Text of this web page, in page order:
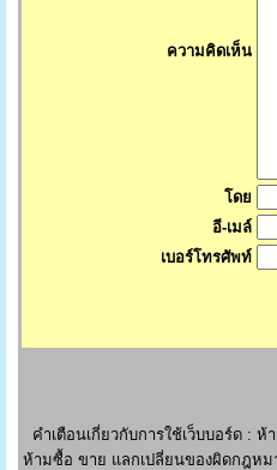
ความคิดเห็น
โดย
อี-เมล์
เบอร์โทรศัพท์
คำเตือนเกี่ยวกับการใช้เว็บบอร์ด :
ห้ามซื้อ ขาย แลกเปลี่ยนของผิดกฎหม